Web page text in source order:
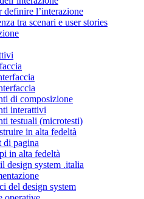
definire l’interazione
tra scenari e user stories
di composizione
interattivi
testuali (microtesti)
in alta fedeltà
di pagina
in alta fedeltà
design system .italia
del design system